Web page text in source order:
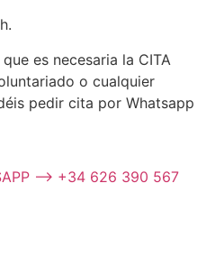
es necesaria la CITA
o cualquier
pedir cita por Whatsapp
--> +34 626 390 567